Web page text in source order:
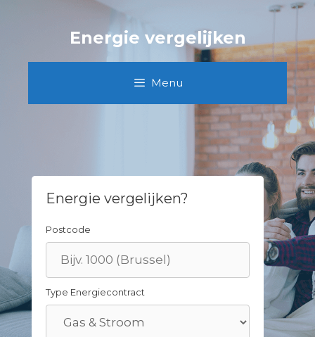
Energie vergelijken
Menu
Energie vergelijken?
Postcode
Type Energiecontract